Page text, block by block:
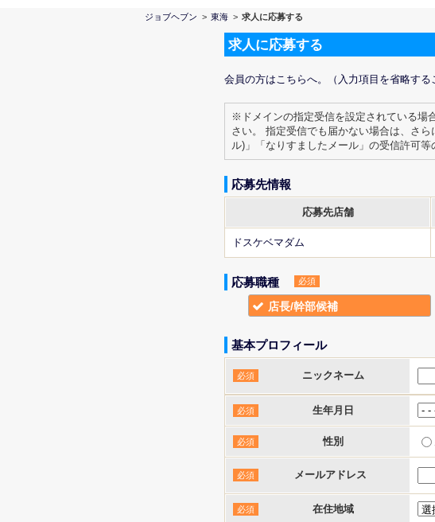
ジョブヘブン > 東海 > 求人に応募する
求人に応募する
会員の方はこちらへ。（入力項目を省略する
※ドメインの指定受信を設定されている場
さい。 指定受信でも届かない場合は、さ
ル)」「なりすましたメール」の受信許可等
応募先情報
応募先店舗
ドスケベマダム
応募職種 必須
店長/幹部候補
基本プロフィール
必須 ニックネーム
必須 生年月日
必須 性別
必須 メールアドレス
必須 在住地域